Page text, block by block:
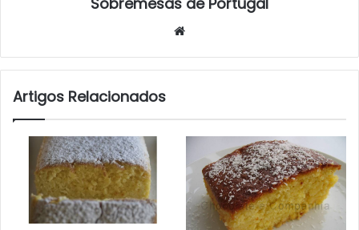
Artigos Relacionados